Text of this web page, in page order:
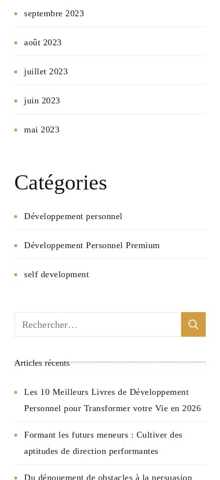
septembre 2023
août 2023
juillet 2023
juin 2023
mai 2023
Catégories
Développement personnel
Développement Personnel Premium
self development
Rechercher :
Articles récents
Les 10 Meilleurs Livres de Développement
Personnel pour Transformer votre Vie en 2026
Formant les futurs meneurs : Cultiver des
aptitudes de direction performantes
Du dénouement de obstacles à la persuasion